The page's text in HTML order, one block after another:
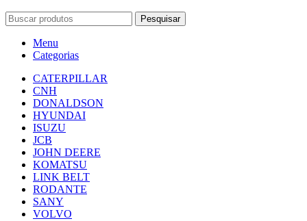
Pesquisar
Menu
Categorias
CATERPILLAR
CNH
DONALDSON
HYUNDAI
ISUZU
JCB
JOHN DEERE
KOMATSU
LINK BELT
RODANTE
SANY
VOLVO